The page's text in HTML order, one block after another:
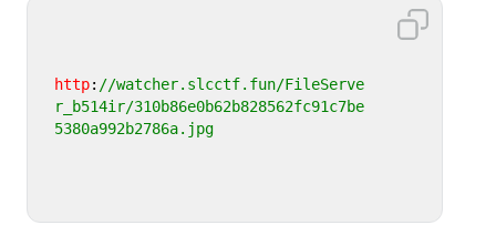
http: //watcher.slcctf.fun/FileServe
r_b514ir/310b86e0b62b828562fc91c7be
5380a992b2786a.jpg